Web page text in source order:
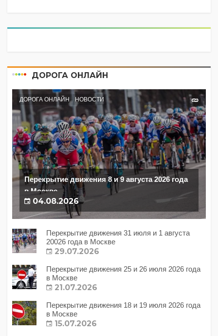
ДОРОГА ОНЛАЙН
ДОРОГА ОНЛАЙН НОВОСТИ
Перекрытие движения 8 и 9 августа 2026 года
в Москве
04.08.2026
Перекрытие движения 31 июля и 1 августа
20026 года в Москве
29.07.2026
Перекрытие движения 25 и 26 июля 2026 года
в Москве
21.07.2026
Перекрытие движения 18 и 19 июля 2026 года
в Москве
15.07.2026